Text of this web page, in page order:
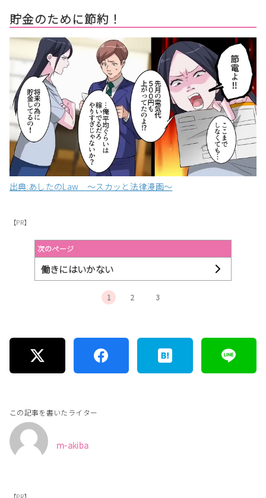
貯金のために節約！
出典:あしたのLaw 〜スカッと法律漫画〜
【PR】
次のページ
働きにはいかない
1 2 3
この記事を書いたライター
m-akiba